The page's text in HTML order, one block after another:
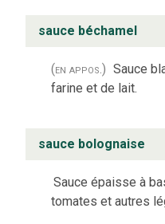
sauce béchamel
(en appos.) Sauce
farine et de lait.
sauce bolognaise
Sauce épaisse à
tomates et autres